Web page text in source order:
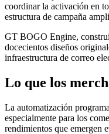
coordinar la activación en
estructura de campaña
GT BOGO Engine,
docecientos diseños
infraestructura de correo
Lo que los
La automatización
especialmente para los
rendimientos que emergen